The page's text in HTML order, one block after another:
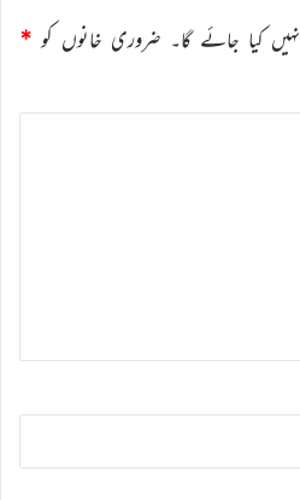
کیا جائے گا۔ ضروری خانوں کو *